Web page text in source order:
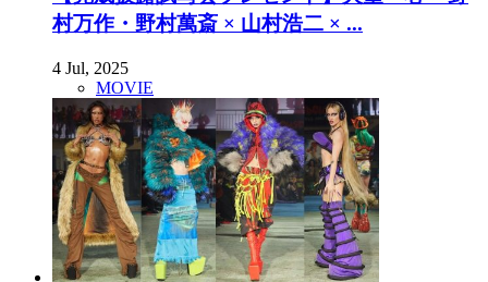
村万作・野村萬斎 × 山村浩二 × ...
4 Jul, 2025
MOVIE